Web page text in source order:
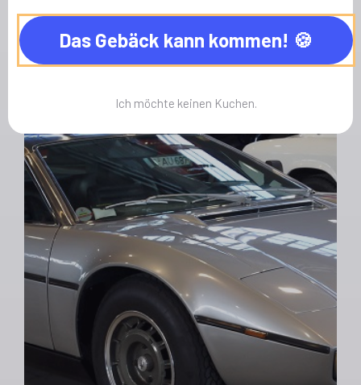
Reparaturen
RHD-LHD Umbau
Das Gebäck kann kommen!
Ich möchte keinen Kuchen.